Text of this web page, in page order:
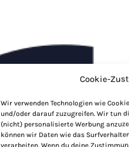
Cookie-
Wir verwenden Technologien wie
und/oder darauf zuzugreifen. Wir tun
(nicht) personalisierte Werbung
können wir Daten wie das
verarbeiten. Wenn du deine